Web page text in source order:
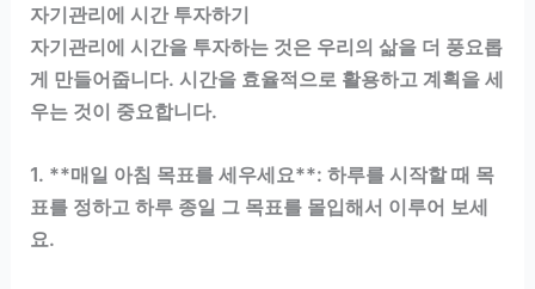
자기관리에 시간 투자하기
자기관리에 시간을 투자하는 것은 우리의 삶을 더 풍요롭
게 만들어줍니다. 시간을 효율적으로 활용하고 계획을 세
우는 것이 중요합니다.
1. **매일 아침 목표를 세우세요**: 하루를 시작할 때 목
표를 정하고 하루 종일 그 목표를 몰입해서 이루어 보세
요.